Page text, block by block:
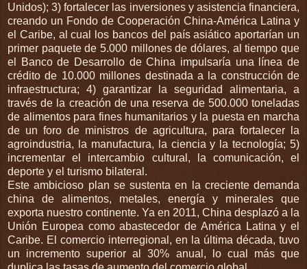
Unidos); 3) fortalecer las inversiones y asistencia financiera,
creando un Fondo de Cooperación China-América Latina y
el Caribe, al cual los bancos del país asiático aportarían un
primer paquete de 5.000 millones de dólares, al tiempo que
el Banco de Desarrollo de China impulsaría una línea de
crédito de 10.000 millones destinada a la construcción de
infraestructura; 4) garantizar la seguridad alimentaria, a
través de la creación de una reserva de 500.000 toneladas
de alimentos para fines humanitarios y la puesta en marcha
de un foro de ministros de agricultura, para fortalecer la
agroindustria, la manufactura, la ciencia y la tecnología; 5)
incrementar el intercambio cultural, la comunicación, el
deporte y el turismo bilateral.
Este ambicioso plan se sustenta en la creciente demanda
china de alimentos, metales, energía y minerales que
exporta nuestro continente. Ya en 2011, China desplazó a la
Unión Europea como abastecedor de América Latina y el
Caribe. El comercio interregional, en la última década, tuvo
un incremento superior al 30% anual, lo cual más que